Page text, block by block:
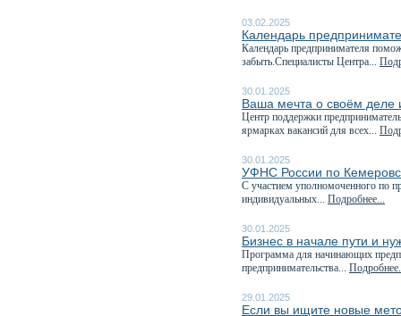
03.02.2025
Календарь
Календарь предпринимателя
забыть.Специалисты Центра...
30.01.2025
Ваша мечта о своём деле
Центр поддержки
ярмарках вакансий для всех...
30.01.2025
УФНС России по
C участием уполномоченного по
индивидуальных... Подробнее...
30.01.2025
Бизнес в начале пути и
Программа для начинающих
предпринимательства...
29.01.2025
Если вы ищите новые